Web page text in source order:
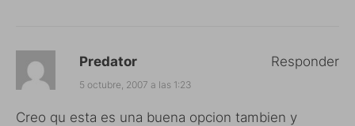
Predator
5 octubre, 2007 a las 1:23
Creo qu esta es una buena opcion tambien y
Responder